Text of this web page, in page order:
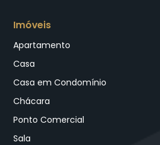
Imóveis
Apartamento
Casa
Casa em Condomínio
Chácara
Ponto Comercial
Sala